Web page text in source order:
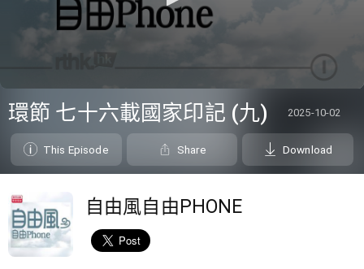
seconds
of
seconds
環節 七十六載國家印記 (九) 2025-10-02
This Episode Share Download
自由風自由PHONE